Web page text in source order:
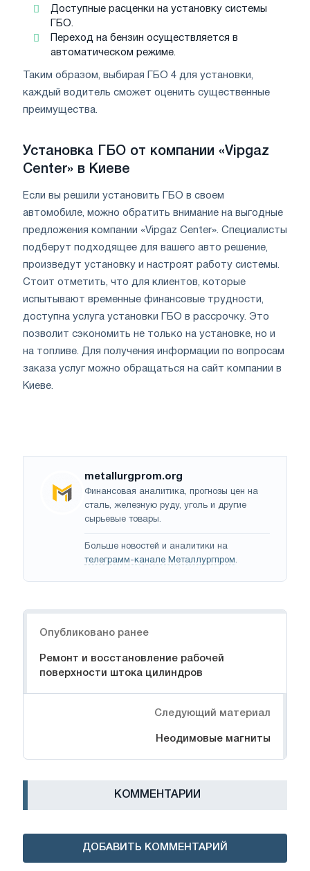
Доступные расценки на установку системы
ГБО.
Переход на бензин осуществляется в
автоматическом режиме.
Таким образом, выбирая ГБО 4 для установки,
каждый водитель сможет оценить существенные
преимущества.
Установка ГБО от компании «Vipgaz
Center» в Киеве
Если вы решили установить ГБО в своем
автомобиле, можно обратить внимание на выгодные
предложения компании «Vipgaz Center». Специалисты
подберут подходящее для вашего авто решение,
произведут установку и настроят работу системы.
Стоит отметить, что для клиентов, которые
испытывают временные финансовые трудности,
доступна услуга установки ГБО в рассрочку. Это
позволит сэкономить не только на установке, но и
на топливе. Для получения информации по вопросам
заказа услуг можно обращаться на сайт компании в
Киеве.
metallurgprom.org
Финансовая аналитика, прогнозы цен на
сталь, железную руду, уголь и другие
сырьевые товары.
Больше новостей и аналитики на
телеграмм-канале Металлургпром.
Опубликовано ранее
Ремонт и восстановление рабочей
поверхности штока цилиндров
Следующий материал
Неодимовые магниты
КОММЕНТАРИИ
ДОБАВИТЬ КОММЕНТАРИЙ